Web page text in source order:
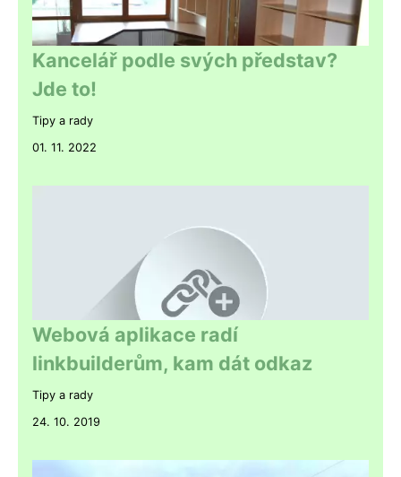
Kancelář podle svých představ?
Jde to!
Tipy a rady
01. 11. 2022
Webová aplikace radí
linkbuilderům, kam dát odkaz
Tipy a rady
24. 10. 2019